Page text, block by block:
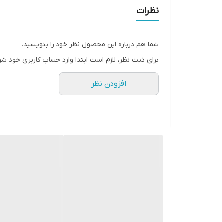
نظرات
شما هم درباره این محصول نظر خود را بنویسید.
برای ثبت نظر، لازم است ابتدا وارد حساب کاربری خود
افزودن نظر